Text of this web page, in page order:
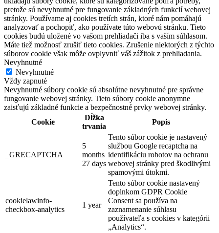
pretože sú nevyhnutné pre fungovanie základných funkcií webovej
stránky. Používame aj cookies tretích strán, ktoré nám pomáhajú
analyzovať a pochopiť, ako používate túto webovú stránku. Tieto
cookies budú uložené vo vašom prehliadači iba s vaším súhlasom.
Máte tiež možnosť zrušiť tieto cookies. Zrušenie niektorých z týchto
súborov cookie však môže ovplyvniť váš zážitok z prehliadania.
Nevyhnutné
Nevyhnutné
Vždy zapnuté
Nevyhnutné súbory cookie sú absolútne nevyhnutné pre správne
fungovanie webovej stránky. Tieto súbory cookie anonymne
zaisťujú základné funkcie a bezpečnostné prvky webovej stránky.
Cookie
Dĺžka
trvania
Popis
_GRECAPTCHA
5
months
27 days
Tento súbor cookie je nastavený
službou Google recaptcha na
identifikáciu robotov na ochranu
webovej stránky pred škodlivými
spamovými útokmi.
cookielawinfo-
checkbox-analytics
1 year
Tento súbor cookie nastavený
doplnkom GDPR Cookie
Consent sa používa na
zaznamenanie súhlasu
používateľa s cookies v kategórii
„Analytics“.